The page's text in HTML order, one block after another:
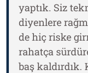
yaptık. Siz
diyenlere
de hiç riske
rahatça
baş